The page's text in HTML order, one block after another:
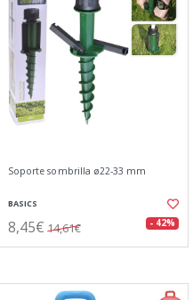
Soporte sombrilla ø22-33 mm
BASICS
8,45€ 14,61€ - 42%